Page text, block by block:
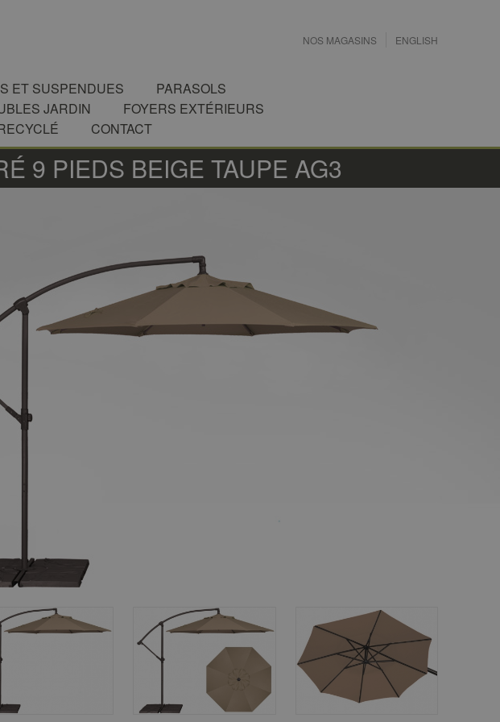
NOS MAGASINS ENGLISH
ET SUSPENDUES
PARASOLS
JARDIN
FOYERS EXTÉRIEURS
CONTACT
9 PIEDS BEIGE TAUPE AG3